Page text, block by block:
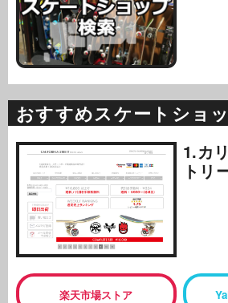
おすすめスケートショ
1.カ
トリ
楽天市場ストア